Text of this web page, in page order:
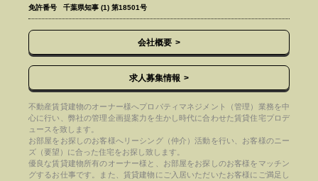
免許番号 千葉県知事 (1) 第18501号
会社概要
求人募集情報
不動産賃貸建物のオーナー様へプロパティマネジメント（管理）業務を中
心に行い、弊社の管理企画提案力を生かし時代に合わせた賃貸住宅プロデ
ュースを致します。
お部屋をお探しのお客様へリーシング（仲介）活動を行い、お客様のニー
ズ（要望）に合った住宅をお探し致します。
優良な賃貸建物所有のオーナー様と、お部屋をお探しのお客様をマッチン
グするお仕事です。また、賃貸建物にご入居いただいたお客様にご満足し